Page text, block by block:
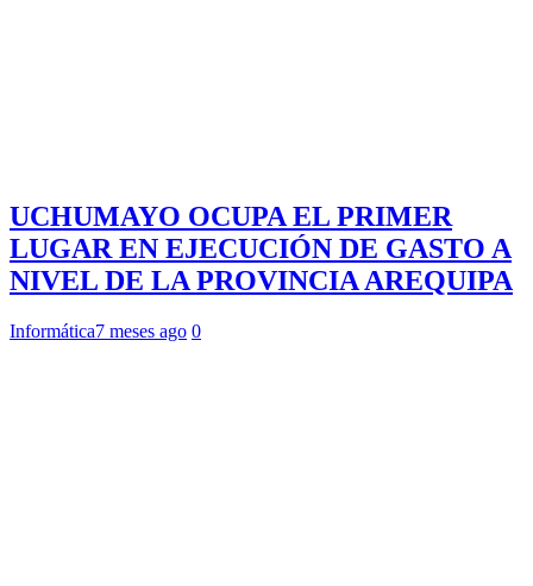
UCHUMAYO OCUPA EL PRIMER
LUGAR EN EJECUCIÓN DE GASTO A
NIVEL DE LA PROVINCIA AREQUIPA
Informática7 meses ago 0